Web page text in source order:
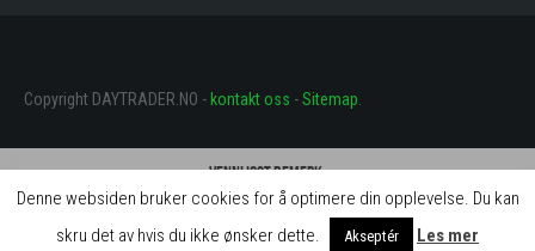
Copyright DAYTRADER.NO - kontakt oss -Sitemap
Denne websiden bruker cookies for å optimere din opplevelse. Du kan
skru det av hvis du ikke ønsker dette.
Akseptér Les mer
Vennligst bemerk:
Daytrader.no mottar betaling for omatale av nettmeglerne som er nevnt på siden.
Betalingen gjør at vi kan utvikle siden og gjøre innhold og aktiviteter gratis for
brukerne.
Lukk